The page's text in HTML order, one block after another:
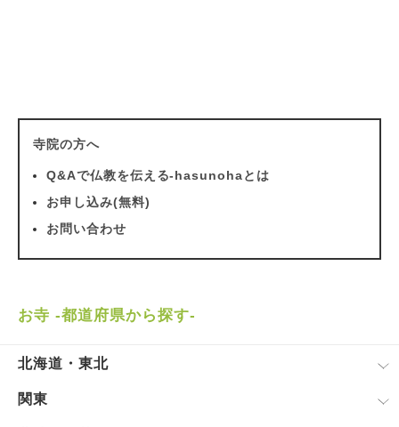
寺院の方へ
Q&Aで仏教を伝える-hasunohaとは
お申し込み(無料)
お問い合わせ
お寺 -都道府県から探す-
北海道・東北
関東